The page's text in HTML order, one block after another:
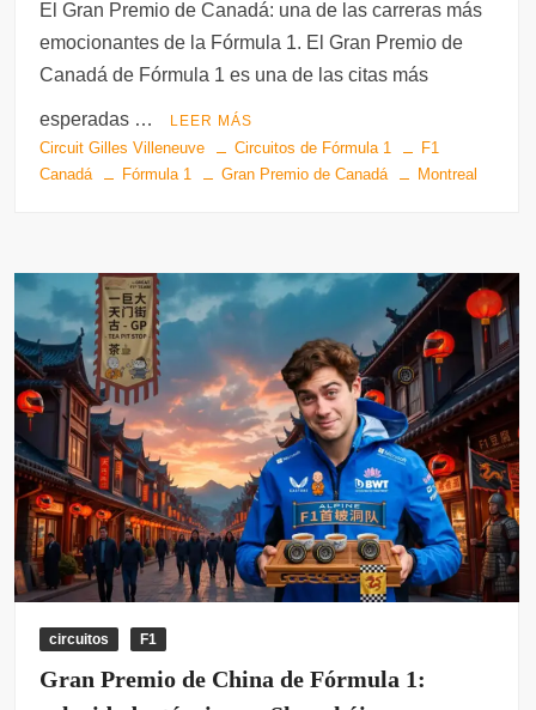
tt
er
c
e
o
o
at
s
p
p
e
gr
a
m
m
bl
d
di
m
p
tir
El Gran Premio de Canadá: una de las carreras más
emocionantes de la Fórmula 1. El Gran Premio de
Canadá de Fórmula 1 es una de las citas más
esperadas … LEER MÁS
Circuit Gilles Villeneuve Circuitos de Fórmula 1
F1
Canadá
Fórmula 1 Gran Premio de Canadá Montreal
circuitos F1
Gran Premio de China de Fórmula 1: